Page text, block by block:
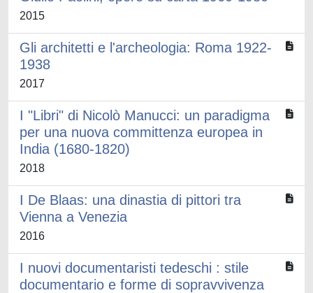
2015
Gli architetti e l'archeologia: Roma 1922-
1938
2017
I "Libri" di Nicolò Manucci: un paradigma
per una nuova committenza europea in
India (1680-1820)
2018
I De Blaas: una dinastia di pittori tra
Vienna a Venezia
2016
I nuovi documentaristi tedeschi : stile
documentario e forme di sopravvivenza